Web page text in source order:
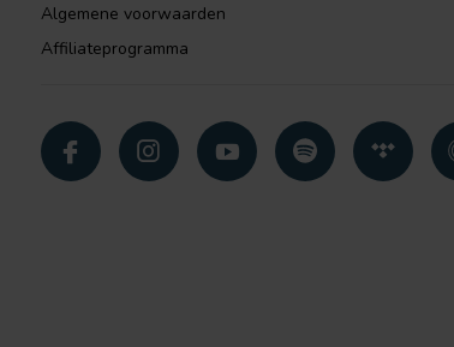
Algemene voorwaarden
Affiliateprogramma